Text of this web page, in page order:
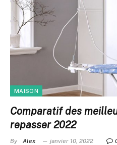
MAISON
Comparatif des
repasser 2022
By Alex janvier 10, 2022